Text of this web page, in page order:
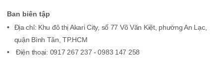
Ban biên tập
Địa chỉ: Khu đô thị Akari City, số 77 Võ Văn Kiệt, phường An Lạc,
quận Bình Tân, TP.HCM
Điện thoại: 0917 267 237 - 0983 147 258